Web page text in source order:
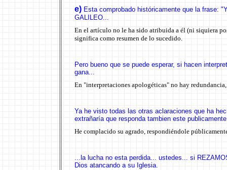
e) Esta comprobado históricamente que la frase:
GALILEO...
En el artículo no le ha sido atribuida a él (ni siquiera
significa como resumen de lo sucedido.
Pero bueno que se puede esperar, si hacen
gana...
En "interpretaciones apologéticas" no hay
Ya he visto todas las otras aclaraciones que ha
extrañaría que responda tambien este
He complacido su agrado, respondiéndole
...l a lucha no esta perdida... ustedes... si
Dios atancando a su Iglesia.